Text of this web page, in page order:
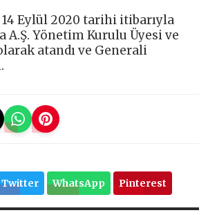
Eylül 2020 tarihi itibarıyla
A.Ş. Yönetim Kurulu Üyesi ve
atandı ve Generali
Twitter WhatsApp Pinterest